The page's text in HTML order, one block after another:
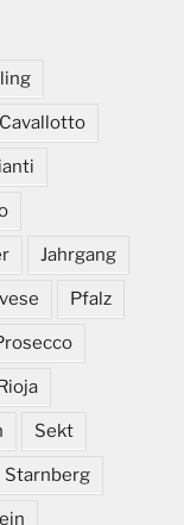
Cavallotto
Jahrgang
Pfalz
Sekt
Starnberg